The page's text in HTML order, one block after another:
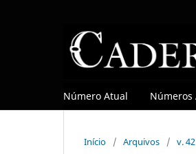
Número Atual Números
Início / Arquivos / v.